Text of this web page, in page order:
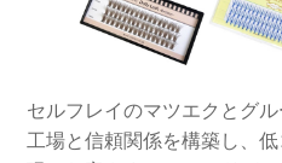
セルフレイのマツエクとグ
工場と信頼関係を構築し、